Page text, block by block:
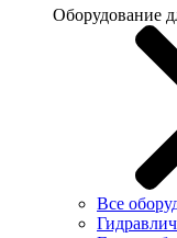
Оборудование
Все